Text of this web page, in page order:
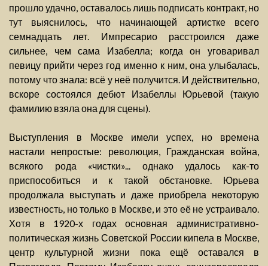
прошло удачно, оставалось лишь подписать контракт, но
тут выяснилось, что начинающей артистке всего
семнадцать лет. Импресарио расстроился даже
сильнее, чем сама Изабелла; когда он уговаривал
певицу прийти через год именно к ним, она улыбалась,
потому что знала: всё у неё получится. И действительно,
вскоре состоялся дебют Изабеллы Юрьевой (такую
фамилию взяла она для сцены).
Выступления в Москве имели успех, но времена
настали непростые: революция, Гражданская война,
всякого рода «чистки»... однако удалось как-то
приспособиться и к такой обстановке. Юрьева
продолжала выступать и даже приобрела некоторую
известность, но только в Москве, и это её не устраивало.
Хотя в 1920-х годах основная административно-
политическая жизнь Советской России кипела в Москве,
центр культурной жизни пока ещё оставался в